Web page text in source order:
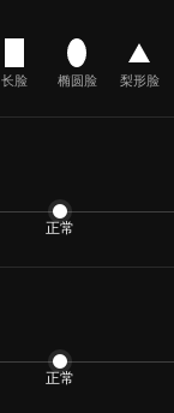
长脸 椭圆脸 梨形脸
正常
正常